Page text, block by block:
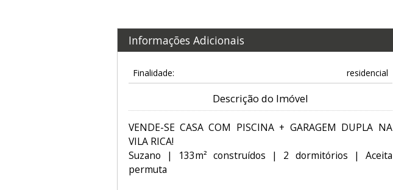
Informações Adicionais
Finalidade: residencial
Descrição do Imóvel
VENDE-SE CASA COM PISCINA + GARAGEM DUPLA NA
VILA RICA!
Suzano | 133m² construídos | 2 dormitórios | Aceita
permuta